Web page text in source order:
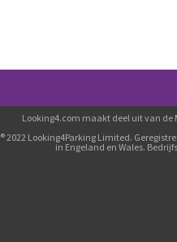
Looking4.com maakt deel uit van de
® 2022 Looking4Parking Limited.
in Engeland en Wales.